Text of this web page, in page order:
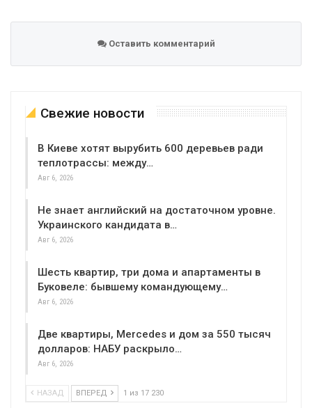
Оставить комментарий
Свежие новости
В Киеве хотят вырубить 600 деревьев ради
теплотрассы: между…
Авг 6, 2026
Не знает английский на достаточном уровне.
Украинского кандидата в…
Авг 6, 2026
Шесть квартир, три дома и апартаменты в
Буковеле: бывшему командующему…
Авг 6, 2026
Две квартиры, Mercedes и дом за 550 тысяч
долларов: НАБУ раскрыло…
Авг 6, 2026
НАЗАД ВПЕРЕД 1 из 17 230